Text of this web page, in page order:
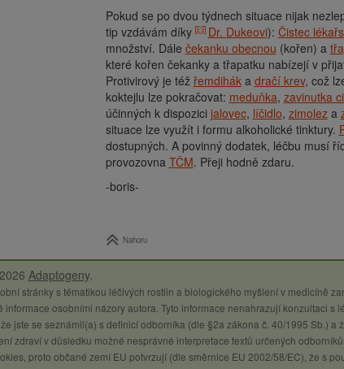
Pokud se po dvou týdnech situace nijak
tip vzdávám díky
Dr. Dukeovi): Čistec
množství. Dále čekanku obecnou (kořen) a
které kořen čekanky a třapatku nabízejí v
Protivirový je též řemdiháka dračí krev, což
koktejlu lze pokračovat: meduňka, zavinutka
účinných k dispozici jalovec, líčidlo, zimoleza
situace lze využít i formu alkoholické tinktury.
dostupných. A povinný dodatek, léčbu musí
provozovna TČM. Přeji hodně zdaru.
-boris-
Nahoru
Adaptogeny.
stránky s tématikou léčivých rostlin a biologického myšlení v medicíně
informace osobními názory autora. Tyto informace nenahrazují konzultaci s
jste se seznámil(a) s definicí odborníka (dle §2a zákona č. 40/1995 Sb.) a
zdraví v důsledku možné nesprávné interpretace textů určených
proto občané zemí EU potvrzují (dle směrnice EU 2002/58/EC), že s